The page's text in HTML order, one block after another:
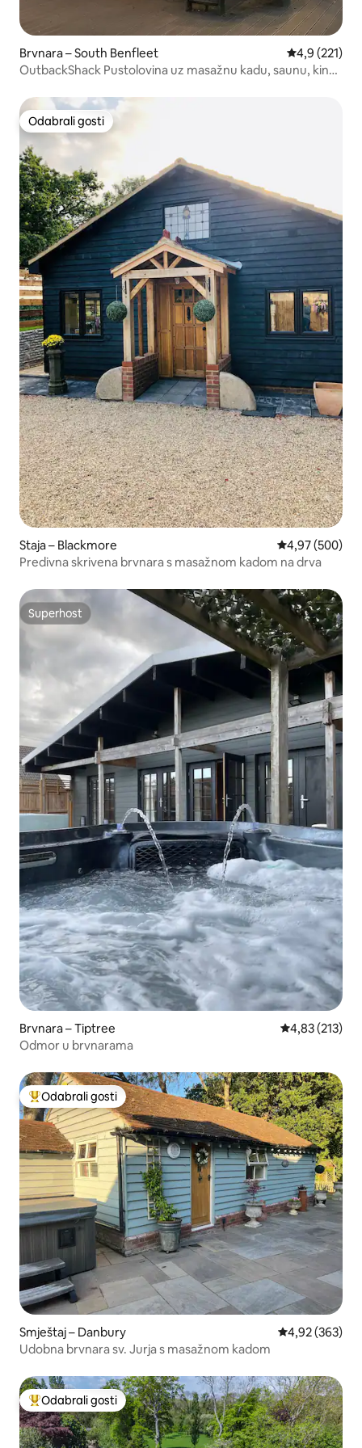
Brvnara – South Benfleet Prosječna
4,9 (221)
OutbackShack Pustolovina uz masažnu kadu, saunu, kino i
Odabrali gosti
Odabrali gosti
Staja – Blackmore Prosječna
4,97 (500)
Predivna skrivena brvnara s masažnom kadom na drva
Superhost
Superhost
Brvnara – Tiptree Prosječna
4,83 (213)
Odmor u brvnarama
Među najviše rangiranima s oznakom „Odabrali gosti”
Odabrali gosti
Smještaj – Danbury Prosječna
4,92 (363)
Udobna brvnara sv. Jurja s masažnom kadom
Među najviše rangiranima s oznakom „Odabrali gosti”
Odabrali gosti